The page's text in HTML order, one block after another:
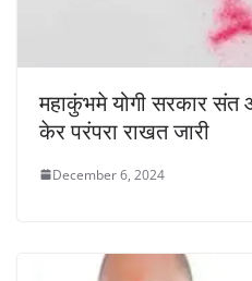
महाकुंभमे योगी सरकार
केर परंपरा राखत जारी
December 6, 2024